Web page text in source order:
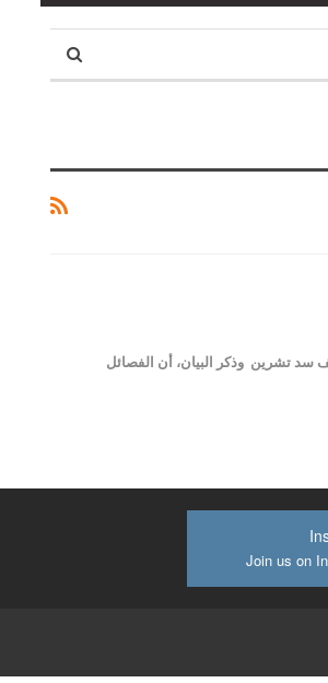
سد تشرين وذكر البيان، أن الفصائل
Join us on